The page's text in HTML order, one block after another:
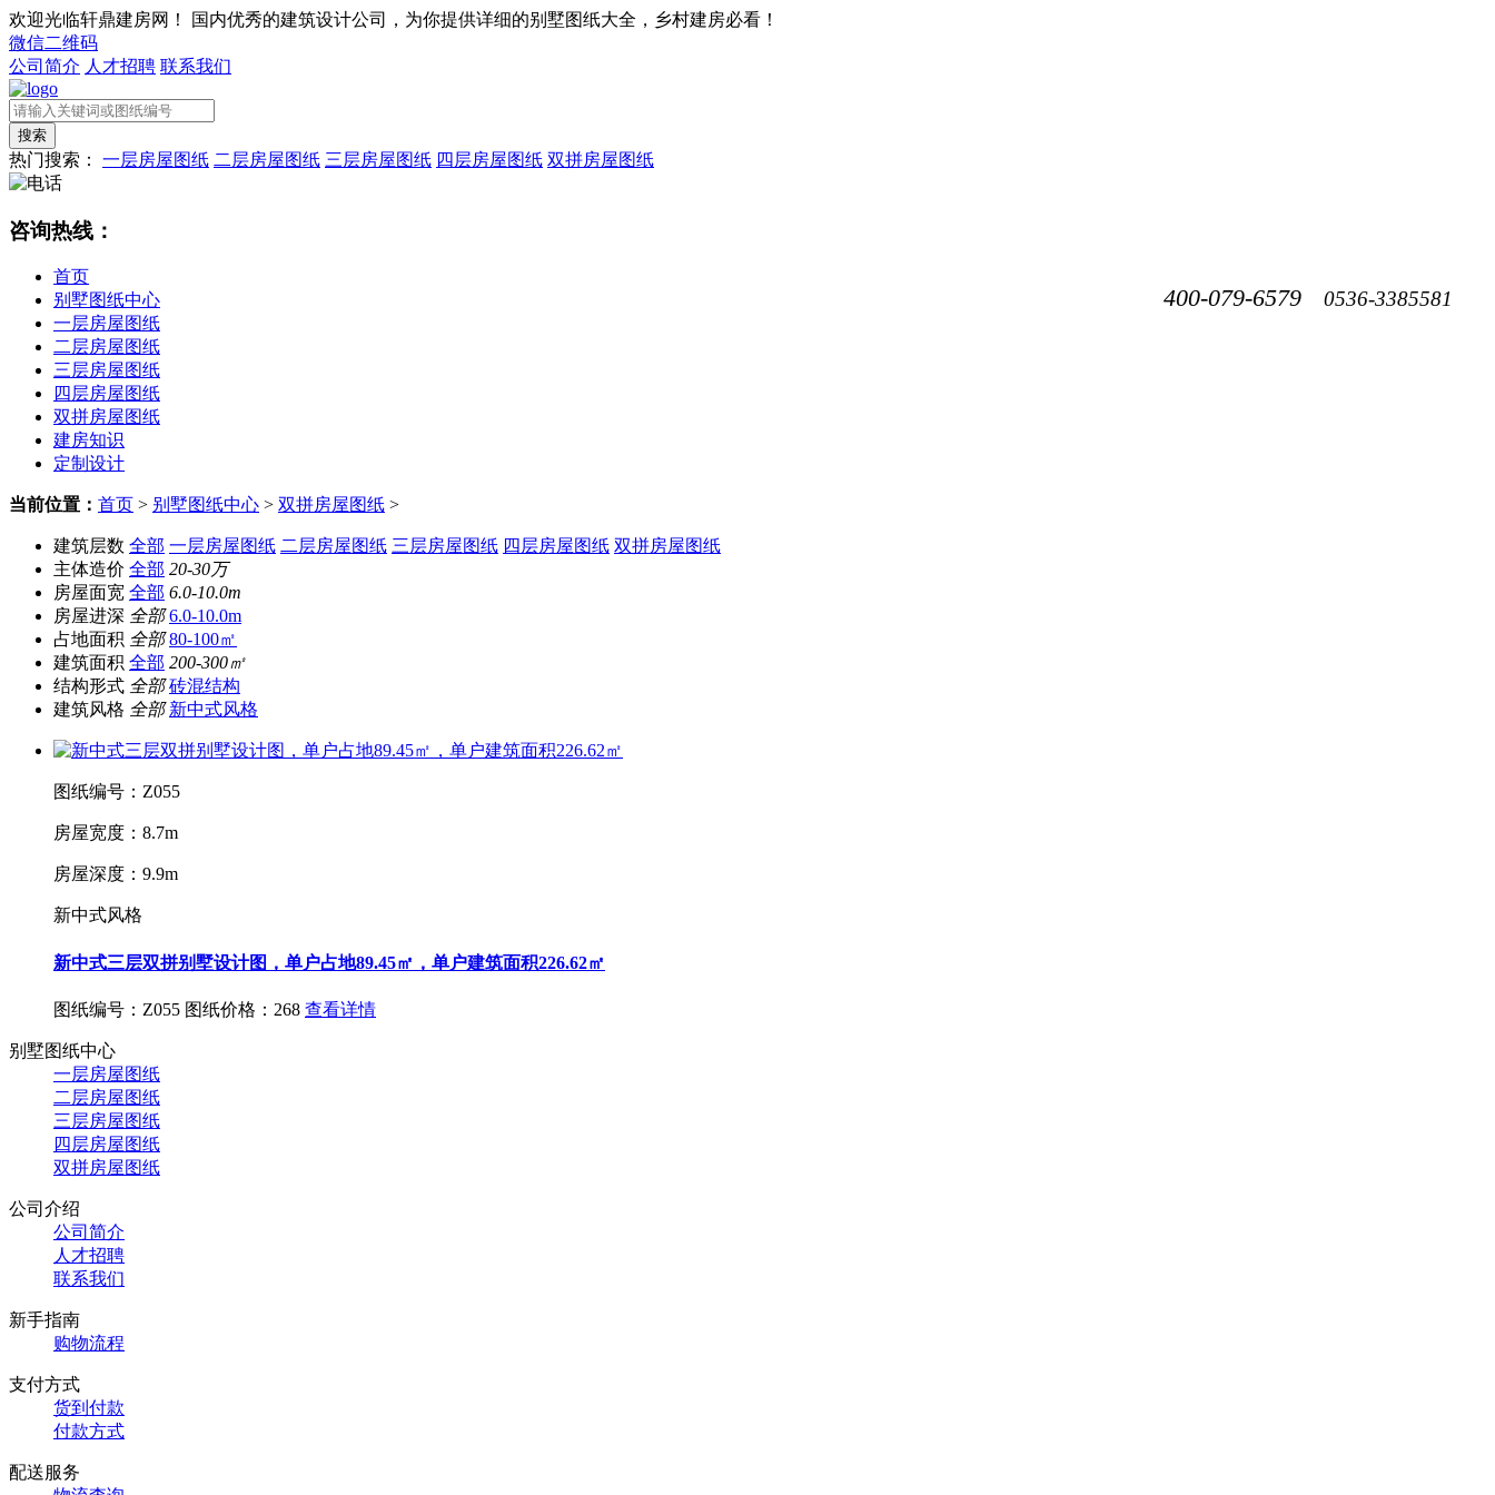
欢迎光临轩鼎建房网！
国内优秀的建筑设计公司，为你提供详细的别墅图纸大全，乡村建房必看！
微信二维码
公司简介 人才招聘 联系我们
热门搜索： 一层房屋图纸 二层房屋图纸 三层房屋图纸 四层房屋图纸 双拼房屋图纸
咨询热线：
400-079-6579 0536-3385581
首页
别墅图纸中心
一层房屋图纸
二层房屋图纸
三层房屋图纸
四层房屋图纸
双拼房屋图纸
建房知识
定制设计
当前位置： 首页 > 别墅图纸中心 > 双拼房屋图纸 >
建筑层数 全部 一层房屋图纸 二层房屋图纸 三层房屋图纸 四层房屋图纸 双拼房屋图纸
主体造价 全部 20-30万
房屋面宽 全部 6.0-10.0m
房屋进深 全部 6.0-10.0m
占地面积 全部 80-100㎡
建筑面积 全部 200-300㎡
结构形式 全部 砖混结构
建筑风格 全部 新中式风格
图纸编号：Z055
房屋宽度：8.7m
房屋深度：9.9m
新中式风格
新中式三层双拼别墅设计图，单户占地89.45㎡，单户建筑面积226.62㎡
图纸编号：Z055 图纸价格：268 查看详情
别墅图纸中心
一层房屋图纸
二层房屋图纸
三层房屋图纸
四层房屋图纸
双拼房屋图纸
公司介绍
公司简介
人才招聘
联系我们
新手指南
购物流程
支付方式
货到付款
付款方式
配送服务